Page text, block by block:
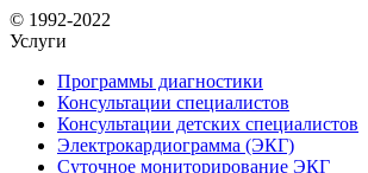
© 1992-2022
Услуги
Программы диагностики
Консультации специалистов
Консультации детских специалистов
Электрокардиограмма (ЭКГ)
Суточное мониторирование ЭКГ